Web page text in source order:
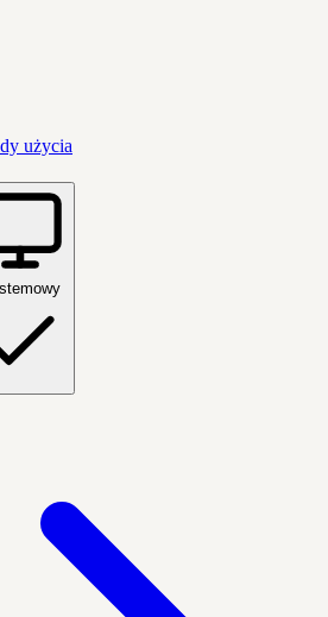
użycia